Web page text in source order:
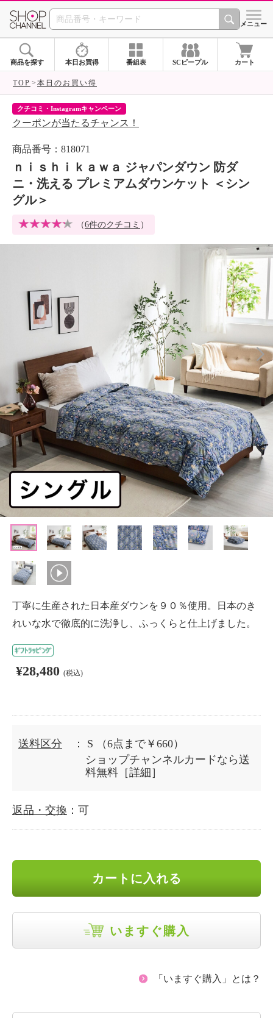
SHOP CHANNEL シメニュー
商品を探す 本日お買得 番組表 SCピープル カート
TOP 本日のお買い得
クチコミ・Instagramキャンペーン
クーポンが当たるチャンス！
商品番号：818071
ｎｉｓｈｉｋａｗａ ジャパンダウン 防ダ
ニ・洗える プレミアムダウンケット ＜シン
グル＞
（6件のクチコミ ）
丁寧に生産された日本産ダウンを９０％使用。日本のき
れいな水で徹底的に洗浄し、ふっくらと仕上げました。
¥28,480 (税込)
送料区分 ： S
（6点まで￥660）
ショップチャンネルカードなら送
料無料［詳細 ］
返品・交換 ：可
カートに入れる
いますぐ購入
「いますぐ購入」とは？